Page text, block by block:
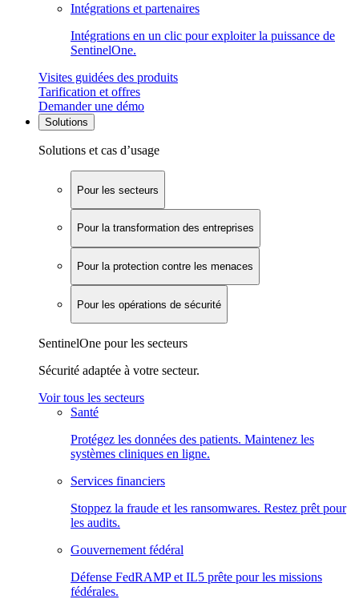
Intégrations et partenaires
Intégrations en un clic pour exploiter la puissance de
SentinelOne.
Visites guidées des produits
Tarification et offres
Demander une démo
Solutions
Solutions et cas d’usage
Pour les secteurs
Pour la transformation des entreprises
Pour la protection contre les menaces
Pour les opérations de sécurité
SentinelOne pour les secteurs
Sécurité adaptée à votre secteur.
Voir tous les secteurs
Santé
Protégez les données des patients. Maintenez les
systèmes cliniques en ligne.
Services financiers
Stoppez la fraude et les ransomwares. Restez prêt pour
les audits.
Gouvernement fédéral
Défense FedRAMP et IL5 prête pour les missions
fédérales.